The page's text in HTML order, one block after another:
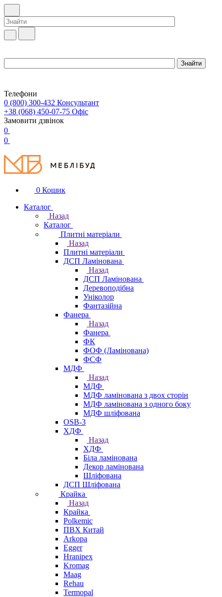
Телефони
0 (800) 300-432 Консультант
+38 (068) 450-07-75 Офіс
Замовити дзвінок
0
0
0 Кошик
Каталог
Назад
Каталог
Плитні матеріали
Назад
Плитні матеріали
ДСП Ламінована
Назад
ДСП Ламінована
Деревоподібна
Уніколор
Фантазійна
Фанера
Назад
Фанера
ФК
ФОФ (Ламінована)
ФСФ
МДФ
Назад
МДФ
МДФ ламінована з двох сторін
МДФ ламінована з одного боку
МДФ шліфована
OSB-3
ХДФ
Назад
ХДФ
Біла ламінована
Декор ламінована
Шліфована
ДСП Шліфована
Крайка
Назад
Крайка
Polkemic
ПВХ Китай
Arkopa
Egger
Hranipex
Kromag
Maag
Rehau
Termopal